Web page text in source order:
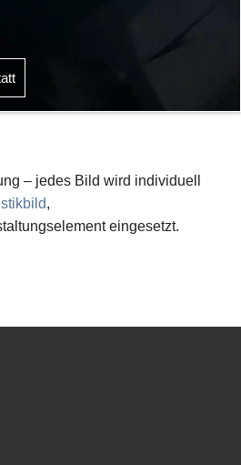
– jedes Bild wird individuell
,
eingesetzt.